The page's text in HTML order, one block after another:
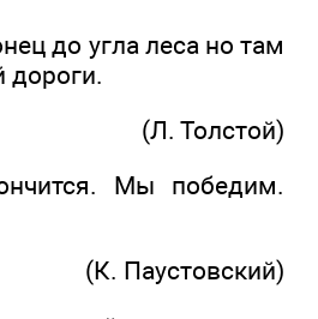
до угла леса но там
дороги.
(Л. Толстой)
Мы победим.
(К. Паустовский)